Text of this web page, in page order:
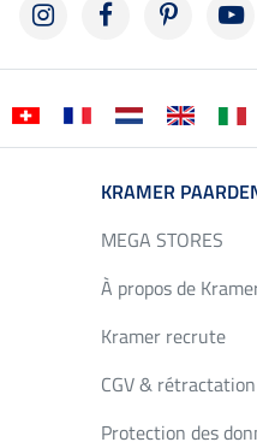
KRAMER
MEGA STORES
À propos de
Kramer recrute
CGV & rétractation
Protection des